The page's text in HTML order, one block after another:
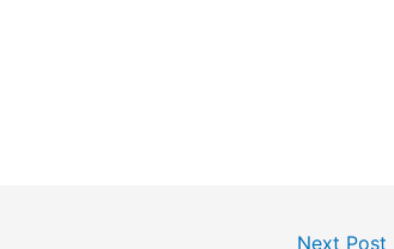
Next Post